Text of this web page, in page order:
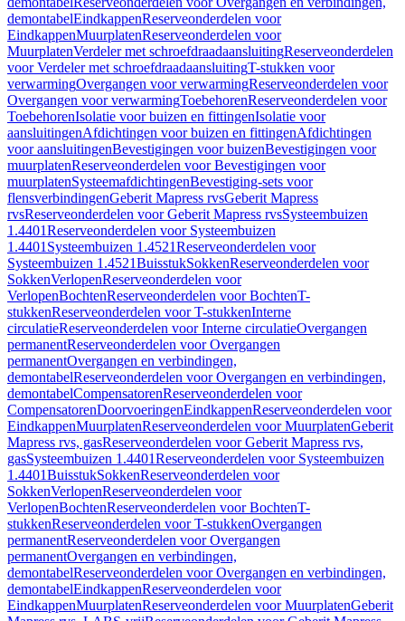
demontabelEindkappenReserveonderdelen voor
EindkappenMuurplatenReserveonderdelen voor
MuurplatenVerdeler met schroefdraadaansluitingReserveonderdelen
voor Verdeler met schroefdraadaansluitingT-stukken voor
verwarmingOvergangen voor verwarmingReserveonderdelen voor
Overgangen voor verwarmingToebehorenReserveonderdelen voor
ToebehorenIsolatie voor buizen en fittingenIsolatie voor
aansluitingenAfdichtingen voor buizen en fittingenAfdichtingen
voor aansluitingenBevestigingen voor buizenBevestigingen voor
muurplatenReserveonderdelen voor Bevestigingen voor
muurplatenSysteemafdichtingenBevestiging-sets voor
flensverbindingenGeberit Mapress rvsGeberit Mapress
rvsReserveonderdelen voor Geberit Mapress rvsSysteembuizen
1.4401Reserveonderdelen voor Systeembuizen
1.4401 Systeembuizen 1.4521Reserveonderdelen voor
Systeembuizen 1.4521BuisstukSokkenReserveonderdelen voor
SokkenVerlopenReserveonderdelen voor
VerlopenBochtenReserveonderdelen voor BochtenT-
stukkenReserveonderdelen voor T-stukkenInterne
circulatieReserveonderdelen voor Interne circulatieOvergangen
permanentReserveonderdelen voor Overgangen
permanentOvergangen en verbindingen,
demontabelReserveonderdelen voor Overgangen en verbindingen,
demontabelCompensatorenReserveonderdelen voor
CompensatorenDoorvoeringenEindkappenReserveonderdelen voor
EindkappenMuurplatenReserveonderdelen voor MuurplatenGeberit
Mapress rvs, gasReserveonderdelen voor Geberit Mapress rvs,
gasSysteembuizen 1.4401Reserveonderdelen voor Systeembuizen
1.4401BuisstukSokkenReserveonderdelen voor
SokkenVerlopenReserveonderdelen voor
VerlopenBochtenReserveonderdelen voor BochtenT-
stukkenReserveonderdelen voor T-stukkenOvergangen
permanentReserveonderdelen voor Overgangen
permanentOvergangen en verbindingen,
demontabelReserveonderdelen voor Overgangen en verbindingen,
demontabelEindkappenReserveonderdelen voor
EindkappenMuurplatenReserveonderdelen voor MuurplatenGeberit